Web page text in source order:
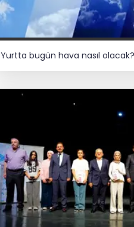
Yurtta bugün hava nasıl olacak?